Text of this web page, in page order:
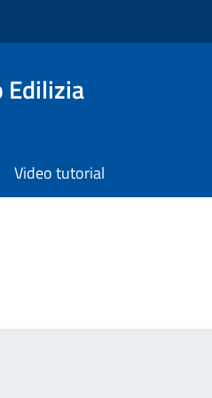
Video tutorial